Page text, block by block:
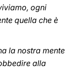
ogni
quella che è
la nostra mente
alla